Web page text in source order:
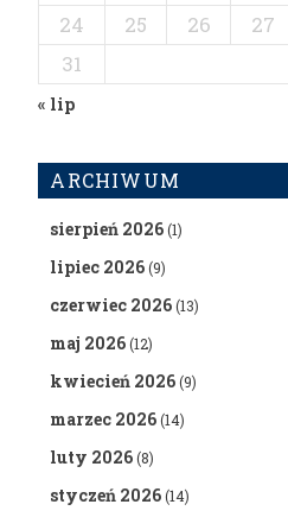
24
25 26 27
31
« lip
ARCHIWUM
sierpień 2026(1)
lipiec 2026(9)
czerwiec 2026(13)
maj 2026(12)
kwiecień 2026(9)
marzec 2026(14)
luty 2026(8)
styczeń 2026(14)